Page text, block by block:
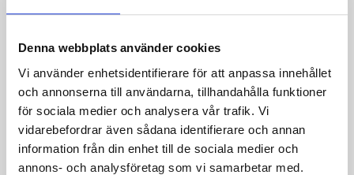
Denna webbplats använder cookies
Vi använder enhetsidentifierare för att anpassa innehållet
och annonserna till användarna, tillhandahålla funktioner
för sociala medier och analysera vår trafik. Vi
vidarebefordrar även sådana identifierare och annan
information från din enhet till de sociala medier och
annons- och analysföretag som vi samarbetar med.